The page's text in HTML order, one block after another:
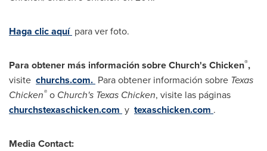
Haga clic aquí para ver foto.
Para obtener más información sobre Church's Chicken®,
visite churchs.com. Para obtener información sobre Texas
Chicken® o Church's Texas Chicken, visite las páginas
churchstexaschicken.com y texaschicken.com .
Media Contact: